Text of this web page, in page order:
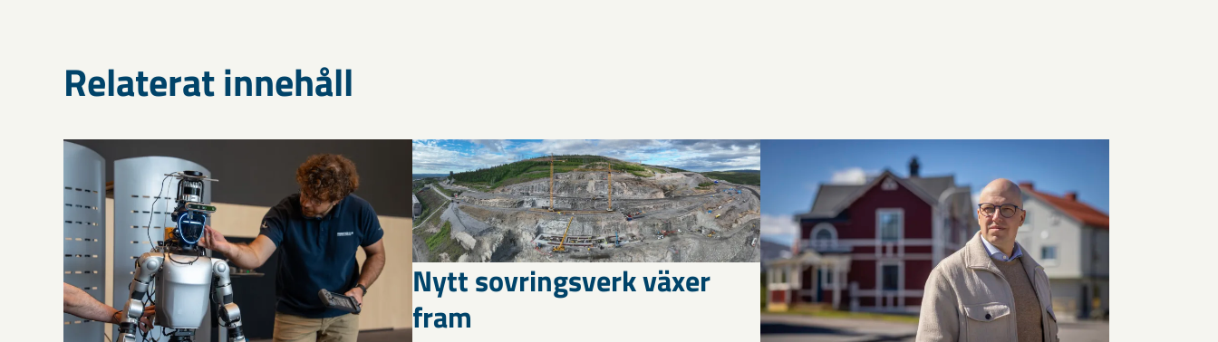
Relaterat innehåll
Nytt sovringsverk växer
fram